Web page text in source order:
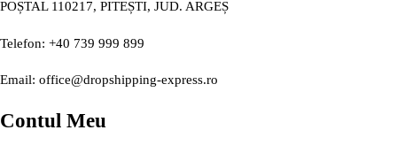
POȘTAL 110217, PITEȘTI, JUD. ARGEȘ
Telefon: +40 739 999 899
Email: office@dropshipping-express.ro
Contul Meu